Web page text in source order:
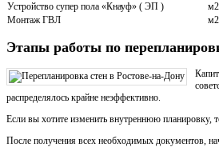
Устройство супер пола «Кнауф» ( ЭП )
м2
Монтаж ГВЛ
м2
Этапы работы по
распределялось крайне неэффективно.
Если вы хотите изменить внутреннюю планировку,
После получения всех необходимых документов,